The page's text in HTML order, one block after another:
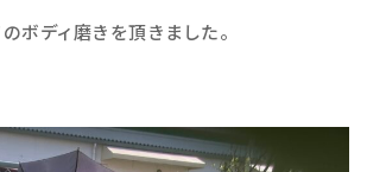
ボディ磨きを頂きました。